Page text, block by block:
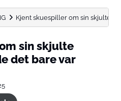
Kjent skuespiller om sin skjulte
sin skjulte
det bare var